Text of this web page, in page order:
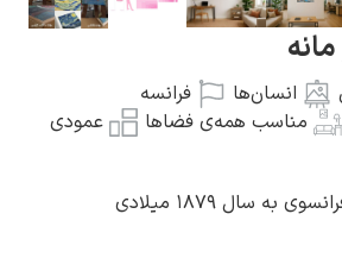
انسان‌ها
فرانسه
مناسب همه‌ی فضاها
عمودی
سال ۱۸۷۹ میلادی